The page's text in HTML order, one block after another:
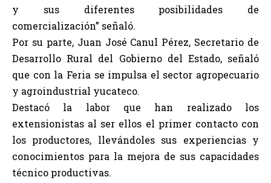
y sus diferentes posibilidades de
comercialización” señaló.
Por su parte, Juan José Canul Pérez, Secretario de
Desarrollo Rural del Gobierno del Estado, señaló
que con la Feria se impulsa el sector agropecuario
y agroindustrial yucateco.
Destacó la labor que han realizado los
extensionistas al ser ellos el primer contacto con
los productores, llevándoles sus experiencias y
conocimientos para la mejora de sus capacidades
técnico productivas.